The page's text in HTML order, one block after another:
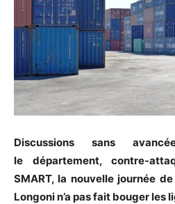
Discussions sans
le département, contre-
SMART, la nouvelle journée
Longoni n’a pas fait bouger les